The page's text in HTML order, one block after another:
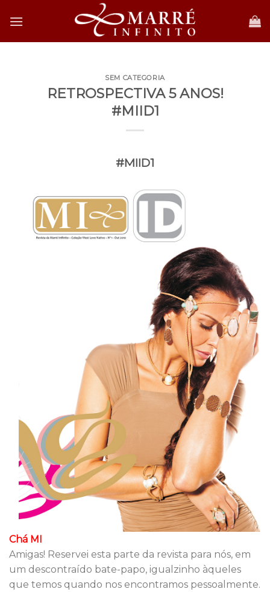
SEM CATEGORIA
RETROSPECTIVA 5 ANOS!
#MIID1
#MIID1
Chá MI
Amigas! Reservei esta parte da revista para nós, em
um descontraído bate-papo, igualzinho àqueles
que temos quando nos encontramos pessoalmente.